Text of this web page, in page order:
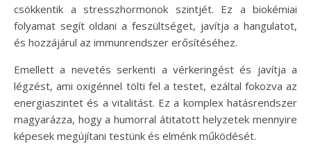
csökkentik a stresszhormonok szintjét. Ez a biokémiai
folyamat segít oldani a feszültséget, javítja a hangulatot,
és hozzájárul az immunrendszer erősítéséhez.
Emellett a nevetés serkenti a vérkeringést és javítja a
légzést, ami oxigénnel tölti fel a testet, ezáltal fokozva az
energiaszintet és a vitalitást. Ez a komplex hatásrendszer
magyarázza, hogy a humorral átitatott helyzetek mennyire
képesek megújítani testünk és elménk működését.